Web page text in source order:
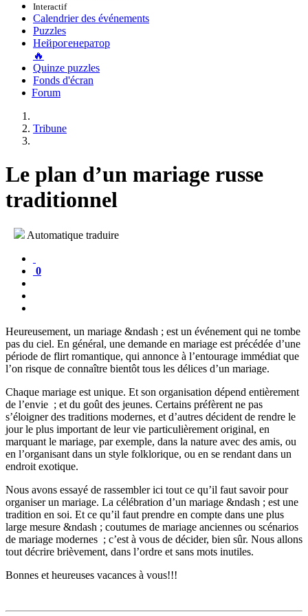
Interactif
Calendrier des événements
Puzzles
Нейрогенератор
🔥
Quinze puzzles
Fonds d'écran
Forum
Tribune
Le plan d’un mariage russe
traditionnel
Automatique traduire
0
Heureusement, un mariage &ndash ; est un événement qui ne tombe
pas du ciel. En général, une demande en mariage est précédée d’une
période de flirt romantique, qui annonce à l’entourage immédiat que
l’on risque de connaître bientôt tous les délices d’un mariage.
Chaque mariage est unique. Et son organisation dépend entièrement
de l’envie ; et du goût des jeunes. Certains préfèrent ne pas
s’éloigner des traditions modernes, et d’autres décident de rendre le
jour le plus important de leur vie particulièrement original, en
marquant le mariage, par exemple, dans la nature avec des amis, ou
en l’organisant dans un style folklorique, ou en se rendant dans un
endroit exotique.
Nous avons essayé de rassembler ici tout ce qu’il faut savoir pour
organiser un mariage. La célébration d’un mariage &ndash ; est une
tradition en soi. Et ce qu’il faut prendre en compte dans une plus
large mesure &ndash ; coutumes de mariage anciennes ou scénarios
de mariage modernes ; c’est à vous de décider, bien sûr. Nous allons
tout décrire brièvement, dans l’ordre et sans mots inutiles.
Bonnes et heureuses vacances à vous!!!